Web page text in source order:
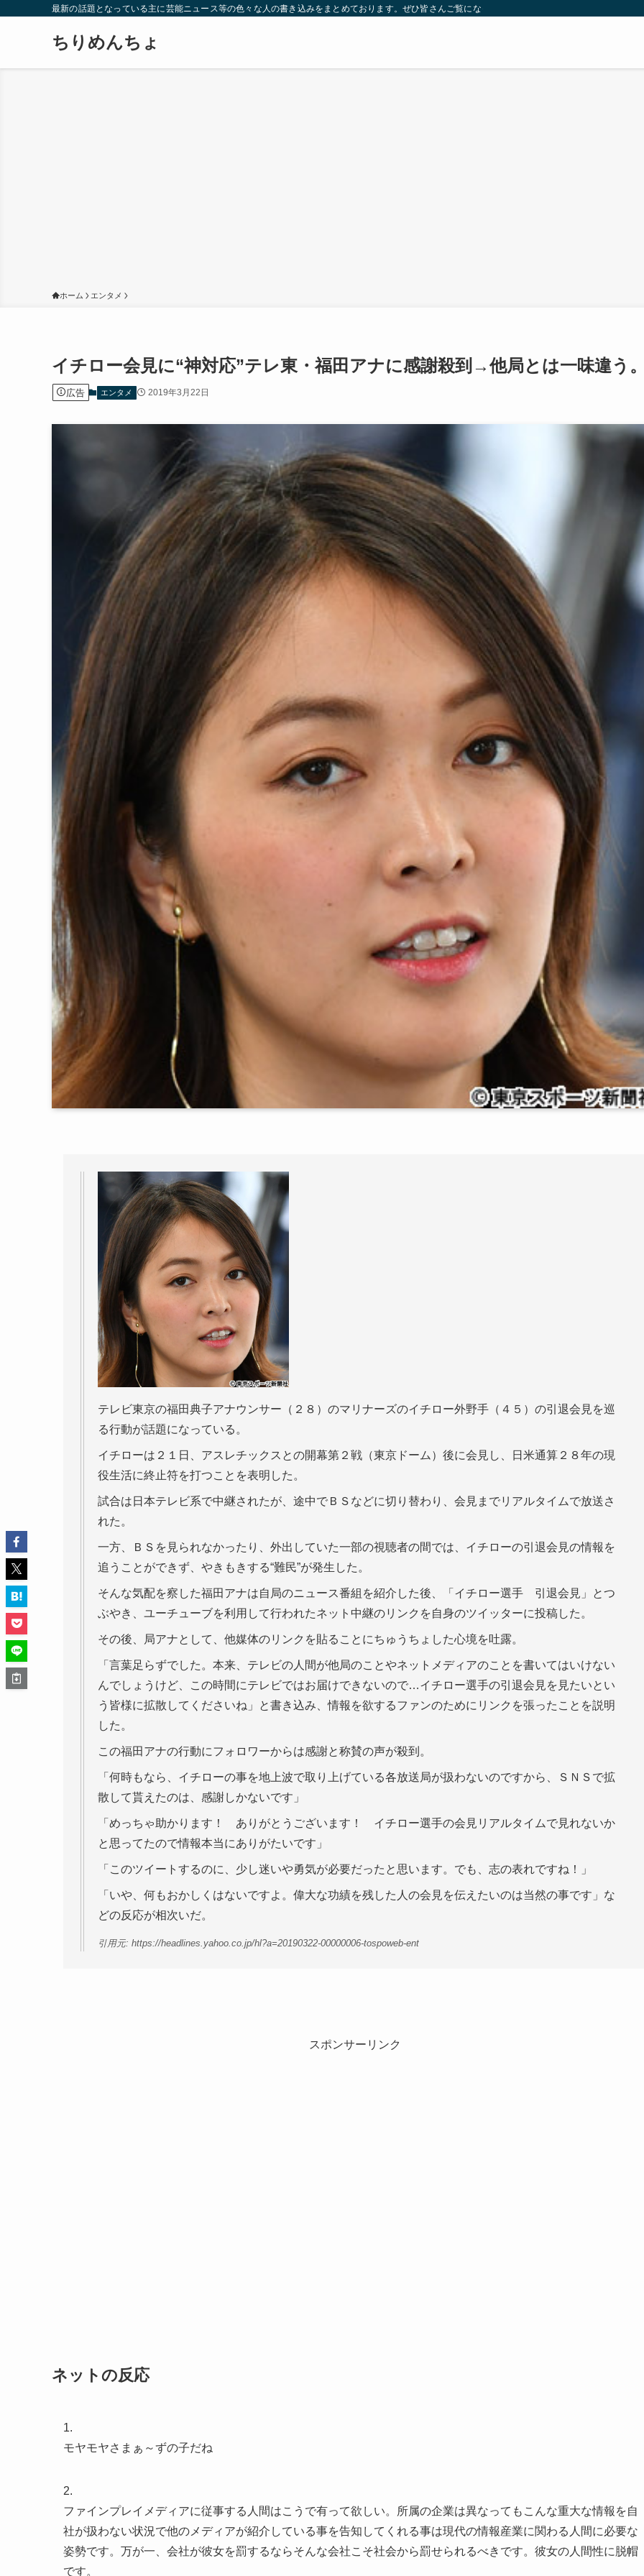
最新の話題となっている主に芸能ニュース等の色々な人の書き込みをまとめております。ぜひ皆さんご覧になっていってください。
ちりめんちょ
ホーム エンタメ
イチロー会見に“神対応”テレ東・福田アナに感謝殺到→他局とは一味違う。
広告 エンタメ 2019年3月22日
テレビ東京の福田典子アナウンサー（２８）のマリナーズのイチロー外野手（４５）の引退会見を巡
る行動が話題になっている。
イチローは２１日、アスレチックスとの開幕第２戦（東京ドーム）後に会見し、日米通算２８年の現
役生活に終止符を打つことを表明した。
試合は日本テレビ系で中継されたが、途中でＢＳなどに切り替わり、会見までリアルタイムで放送さ
れた。
一方、ＢＳを見られなかったり、外出していた一部の視聴者の間では、イチローの引退会見の情報を
追うことができず、やきもきする“難民”が発生した。
そんな気配を察した福田アナは自局のニュース番組を紹介した後、「イチロー選手 引退会見」とつ
ぶやき、ユーチューブを利用して行われたネット中継のリンクを自身のツイッターに投稿した。
その後、局アナとして、他媒体のリンクを貼ることにちゅうちょした心境を吐露。
「言葉足らずでした。本来、テレビの人間が他局のことやネットメディアのことを書いてはいけない
んでしょうけど、この時間にテレビではお届けできないので…イチロー選手の引退会見を見たいとい
う皆様に拡散してくださいね」と書き込み、情報を欲するファンのためにリンクを張ったことを説明
した。
この福田アナの行動にフォロワーからは感謝と称賛の声が殺到。
「何時もなら、イチローの事を地上波で取り上げている各放送局が扱わないのですから、ＳＮＳで拡
散して貰えたのは、感謝しかないです」
「めっちゃ助かります！ ありがとうございます！ イチロー選手の会見リアルタイムで見れないか
と思ってたので情報本当にありがたいです」
「このツイートするのに、少し迷いや勇気が必要だったと思います。でも、志の表れですね！」
「いや、何もおかしくはないですよ。偉大な功績を残した人の会見を伝えたいのは当然の事です」な
どの反応が相次いだ。
引用元: https://headlines.yahoo.co.jp/hl?a=20190322-00000006-tospoweb-ent
スポンサーリンク
ネットの反応
1.
モヤモヤさまぁ～ずの子だね
2.
ファインプレイメディアに従事する人間はこうで有って欲しい。所属の企業は異なってもこんな重大な情報を自
社が扱わない状況で他のメディアが紹介している事を告知してくれる事は現代の情報産業に関わる人間に必要な
姿勢です。万が一、会社が彼女を罰するならそんな会社こそ社会から罰せられるべきです。彼女の人間性に脱帽
です。